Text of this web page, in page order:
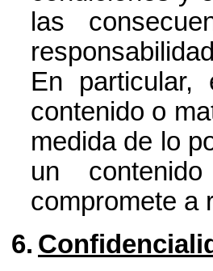
las
En particular,
contenido o
medida de lo
un
compromete a
6.